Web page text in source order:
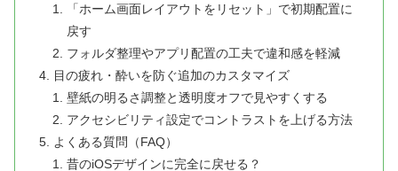
「ホーム画面レイアウトをリセット」で初期配置に
戻す
フォルダ整理やアプリ配置の工夫で違和感を軽減
目の疲れ・酔いを防ぐ追加のカスタマイズ
壁紙の明るさ調整と透明度オフで見やすくする
アクセシビリティ設定でコントラストを上げる方法
よくある質問（FAQ）
昔のiOSデザインに完全に戻せる？